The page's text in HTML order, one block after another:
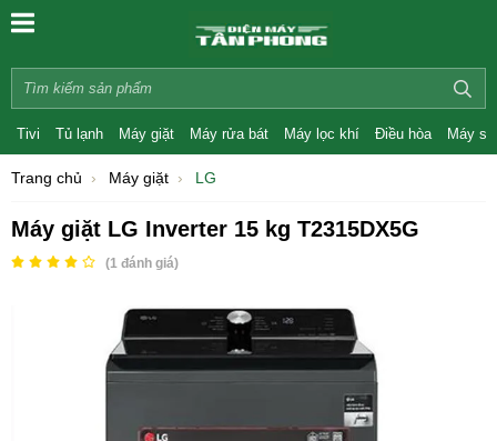
Tivi Tủ lạnh Máy giặt Máy rửa bát Máy lọc khí Điều hòa Máy
Trang chủ Máy giặt LG
Máy giặt LG Inverter 15 kg T2315DX5G
(1 đánh giá)